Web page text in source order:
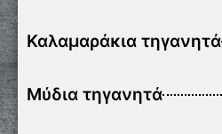
Καλαμαράκια τηγανητά
Μύδια τηγανητά